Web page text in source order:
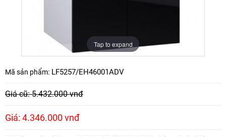
Tap to expand
Mã sản phẩm: LF5257/EH46001ADV
Giá cũ: 5.432.000 vnđ
Giá: 4.346.000 vnđ